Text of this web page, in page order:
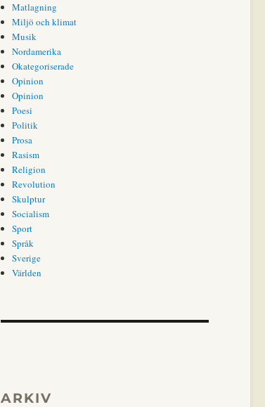
Matlagning
Miljö och klimat
Musik
Nordamerika
Okategoriserade
Opinion
Opinion
Poesi
Politik
Prosa
Rasism
Religion
Revolution
Skulptur
Socialism
Sport
Språk
Sverige
Världen
ARKIV